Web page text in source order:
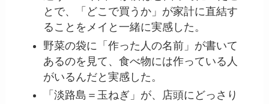
とで、「どこで買うか」が家計に直結す
ることをメイと一緒に実感した。
野菜の袋に「作った人の名前」が書いて
あるのを見て、食べ物には作っている人
がいるんだと実感した。
「淡路島＝玉ねぎ」が、店頭にどっさり